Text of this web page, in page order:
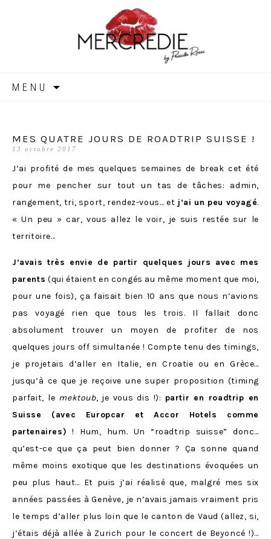
MERCREDIE
MENU
MES QUATRE JOURS DE ROADTRIP SUISSE !
13 octobre 2017
J’ai profité de mes quelques semaines de break cet été
pour me pencher sur tout un tas de tâches: admin,
rangement, tri, sport, rendez-vous… et j’ai un peu voyagé.
« Un peu » car, vous allez le voir, je suis restée sur le
territoire…
J’avais très envie de partir quelques jours avec mes
parents (qui étaient en congés au même moment que moi,
pour une fois), ça faisait bien 10 ans que nous n’avions
pas voyagé rien que tous les trois. Il fallait donc
absolument trouver un moyen de profiter de nos
quelques jours off simultanée ! Compte tenu des timings,
je projetais d’aller en Italie, en Croatie ou en Grèce…
jusqu’à ce que je reçoive une super proposition (timing
parfait, le mektoub, je vous dis !): partir en roadtrip en
Suisse (avec Europcar et Accor Hotels comme
partenaires) ! Hum, hum. Un “roadtrip suisse” donc…
qu’est-ce que ça peut bien donner ? Ça sonne quand
même moins exotique que les destinations évoquées un
peu plus haut… Et puis j’ai réalisé que, malgré mes six
années passées à Genève, je n’avais jamais vraiment pris
le temps d’aller plus loin que le canton de Vaud (allez, si,
j’étais déjà allée à Zurich pour le concert de Beyoncé !)…